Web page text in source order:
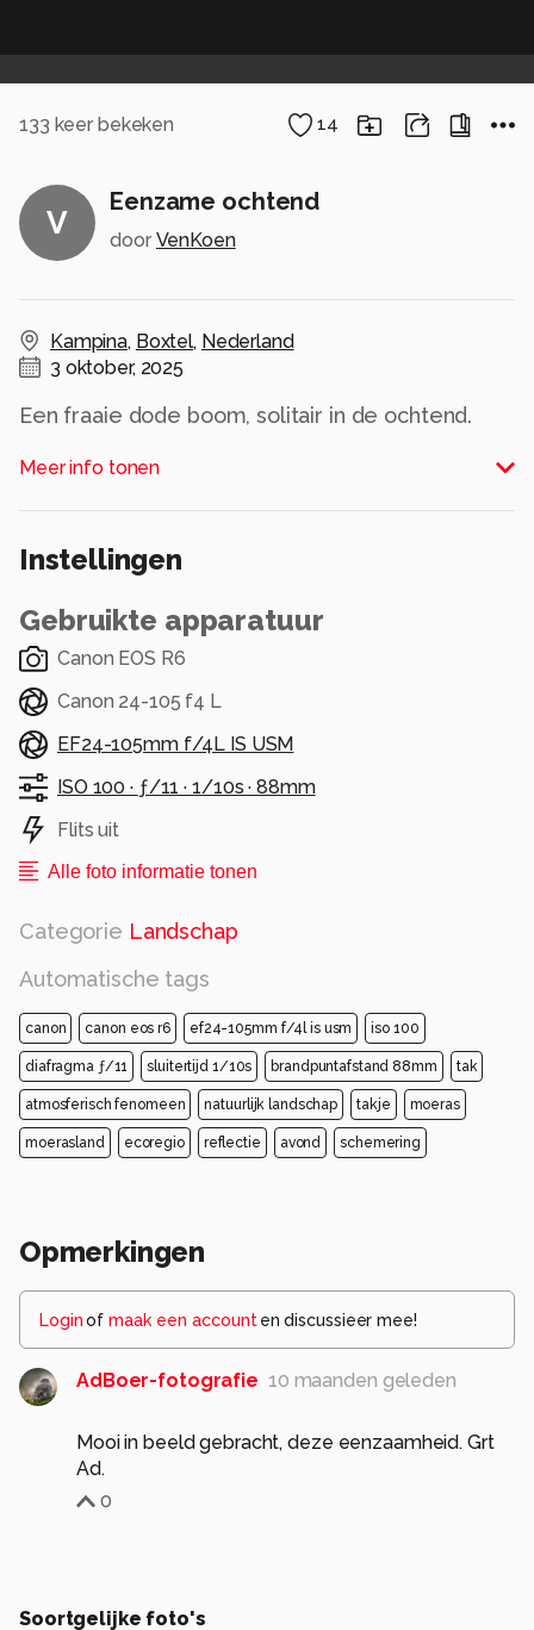
133 keer bekeken 14
V
Eenzame ochtend
door VenKoen
Kampina, Boxtel, Nederland
3 oktober, 2025
Een fraaie dode boom, solitair in de ochtend.
Alle rechten voorbehouden
Meer info tonen
Instellingen
Gebruikte apparatuur
Canon EOS R6
Canon 24-105 f4 L
EF24-105mm f/4L IS USM
ISO 100 · ƒ/11 · 1/10s ·88mm
Flits uit
Alle foto informatie tonen
Categorie Landschap
Automatische tags
canon canon eos r6 ef24-105mm f/4l is usm iso 100
diafragma ƒ/11 sluitertijd 1/10s brandpuntafstand 88mm tak
atmosferisch fenomeen natuurlijk landschap takje moeras
moerasland ecoregio reflectie avond schemering
Opmerkingen
Loginof maak een account en discussieer mee!
AdBoer-fotografie 10 maanden geleden
Mooi in beeld gebracht, deze eenzaamheid. Grt
Ad.
0
Soortgelijke foto's